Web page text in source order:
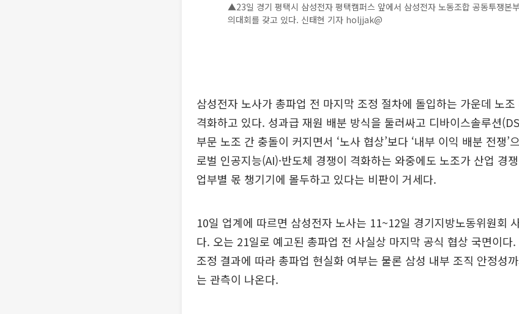
▲23일 경기 평택시 삼성전자 평택캠퍼스 앞에서 삼성전자 노동조합 공동투쟁본
의대회를 갖고 있다. 신태현 기자 holjjak@
삼성전자 노사가 총파업 전 마지막 조정 절차에 돌입하는 가운데 노
격화하고 있다. 성과급 재원 배분 방식을 둘러싸고 디바이스솔루션
부문 노조 간 충돌이 커지면서 ‘노사 협상’보다 ‘내부 이익 배분 전쟁’
로벌 인공지능(AI)·반도체 경쟁이 격화하는 와중에도 노조가 산업 경
업부별 몫 챙기기에 몰두하고 있다는 비판이 거세다.
10일 업계에 따르면 삼성전자 노사는 11~12일 경기지방노동위원회
다. 오는 21일로 예고된 총파업 전 사실상 마지막 공식 협상 국면이다
조정 결과에 따라 총파업 현실화 여부는 물론 삼성 내부 조직 안정성
는 관측이 나온다.